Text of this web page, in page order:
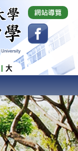
大
OF NATIONAL